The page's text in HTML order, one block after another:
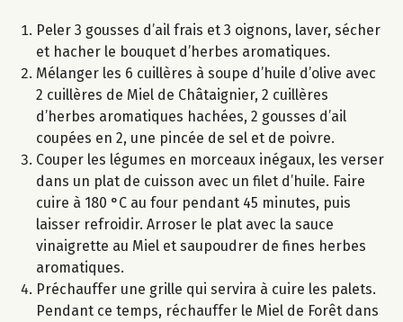
Peler 3 gousses d’ail frais et 3 oignons, laver, sécher
et hacher le bouquet d’herbes aromatiques.
Mélanger les 6 cuillères à soupe d’huile d’olive avec
2 cuillères de Miel de Châtaignier, 2 cuillères
d’herbes aromatiques hachées, 2 gousses d’ail
coupées en 2, une pincée de sel et de poivre.
Couper les légumes en morceaux inégaux, les verser
dans un plat de cuisson avec un filet d’huile. Faire
cuire à 180 °C au four pendant 45 minutes, puis
laisser refroidir. Arroser le plat avec la sauce
vinaigrette au Miel et saupoudrer de fines herbes
aromatiques.
Préchauffer une grille qui servira à cuire les palets.
Pendant ce temps, réchauffer le Miel de Forêt dans